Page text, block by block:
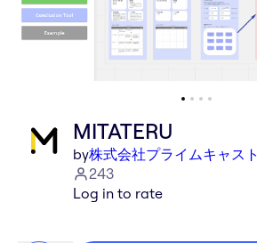
MITATERU
by株式会社プライムキャスト
243
Log in to rate